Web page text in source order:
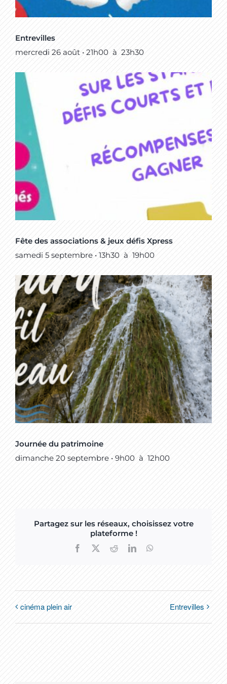
Entrevilles
mercredi 26 août • 21h00 à 23h30
Fête des associations & jeux défis Xpress
samedi 5 septembre • 13h30 à 19h00
Journée du patrimoine
dimanche 20 septembre • 9h00 à 12h00
Partagez sur les réseaux, choisissez votre
plateforme !
Facebook RedditLinkedIn
cinéma plein air Entrevilles